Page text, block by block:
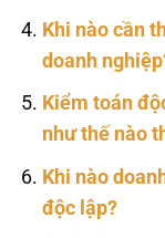
Khi nào cần
doanh
Kiểm toán
như thế nào
Khi nào
độc lập?